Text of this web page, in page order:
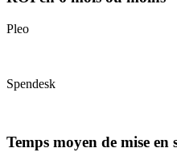
Pleo
Spendesk
Temps moyen de mise en